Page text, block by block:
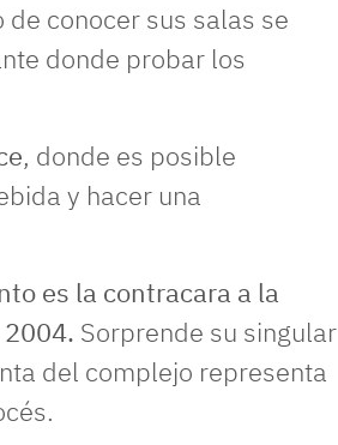
conocer sus salas se
donde probar los
, donde es posible
y hacer una
es la contracara a la
4. Sorprende su singular
del complejo representa